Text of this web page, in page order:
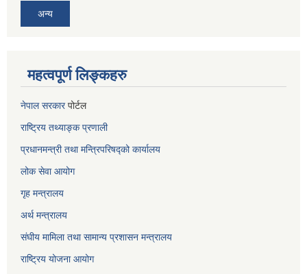
अन्य
महत्वपूर्ण लिङ्कहरु
नेपाल सरकारपोर्टल
राष्ट्रिय तथ्याङ्क प्रणाली
प्रधानमन्त्री तथा मन्त्रिपरिषद्को कार्यालय
लोक सेवाआयोग
गृह मन्त्रालय
अर्थ मन्त्रालय
संघीय मामिला तथा सामान्य प्रशासन मन्त्रालय
राष्ट्रिय योजना आयोग